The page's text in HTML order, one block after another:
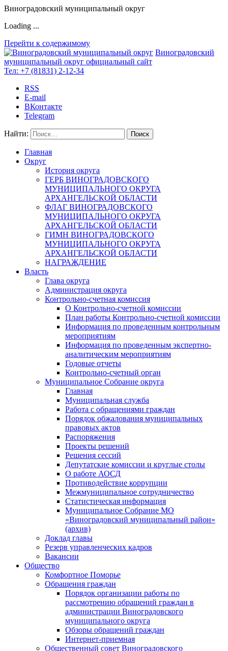
Виноградовский муниципальный округ
Loading ...
Перейти к содержимому
Виноградовский
муниципальный округ официальный сайт
Тел: +7 (81831) 2-12-34
RSS
E-mail
ВКонтакте
Telegram
Найти:
Главная
Округ
История округа
ГЕРБ ВИНОГРАДОВСКОГО
МУНИЦИПАЛЬНОГО ОКРУГА
АРХАНГЕЛЬСКОЙ ОБЛАСТИ
ФЛАГ ВИНОГРАДОВСКОГО
МУНИЦИПАЛЬНОГО ОКРУГА
АРХАНГЕЛЬСКОЙ ОБЛАСТИ
ГИМН ВИНОГРАДОВСКОГО
МУНИЦИПАЛЬНОГО ОКРУГА
АРХАНГЕЛЬСКОЙ ОБЛАСТИ
НАГРАЖДЕНИЕ
Власть
Глава округа
Администрация округа
Контрольно-счетная комиссия
О Контрольно-счетной комиссии
План работы Контрольно-счетной комиссии
Информация по проведенным контрольным
мероприятиям
Информация по проведенным экспертно-
аналитическим мероприятиям
Годовые отчеты
Контрольно-счетный орган
Муниципальное Собрание округа
Главная
Муниципальная служба
Работа с обращениями граждан
Порядок обжалования муниципальных
правовых актов
Распоряжения
Проекты решений
Решения сессий
Депутатские комиссии и круглые столы
О работе АОСД
Противодействие коррупции
Межмуниципальное сотрудничество
Статистическая информация
Муниципальное Собрание МО
«Виноградовский муниципальный район»
(архив)
Доклад главы
Резерв управленческих кадров
Вакансии
Общество
Комфортное Поморье
Обращения граждан
Порядок организации работы по
рассмотрению обращений граждан в
администрации Виноградовского
муниципального округа
Обзоры обращений граждан
Интернет-приемная
Общественный совет Виноградовского